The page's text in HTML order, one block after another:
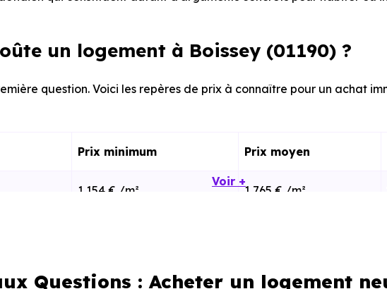
un logement à Boissey (01190) ?
question. Voici les repères de prix à connaître pour un achat
Prix minimum Prix moyen
1 154 € /m² 1 765 € /m²
la localisation dans la commune, la surface, les
Voir +
Questions : Acheter un logement